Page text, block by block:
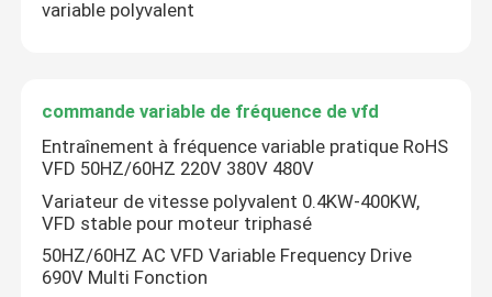
variable polyvalent
commande variable de fréquence de vfd
Entraînement à fréquence variable pratique RoHS
VFD 50HZ/60HZ 220V 380V 480V
Variateur de vitesse polyvalent 0.4KW-400KW,
VFD stable pour moteur triphasé
50HZ/60HZ AC VFD Variable Frequency Drive
690V Multi Fonction